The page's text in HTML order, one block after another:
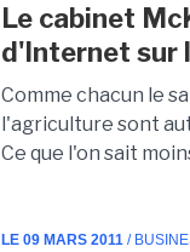
Le cabinet
d'Internet sur
Comme chacun le
l'agriculture sont
Ce que l'on sait
LE 09 MARS 2011 /